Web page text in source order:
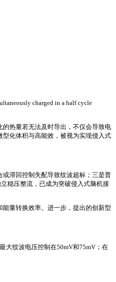
charged in a half cycle
热量若无法及时导出，不仅会导致电
化体积与高能效，被视为实现侵入式
滞回控制失配导致纹波超标；三是普
稳压整流，已成为突破侵入式脑机接
量转换效率。进一步，提出的创新型
大纹波电压控制在50mV和75mV；在